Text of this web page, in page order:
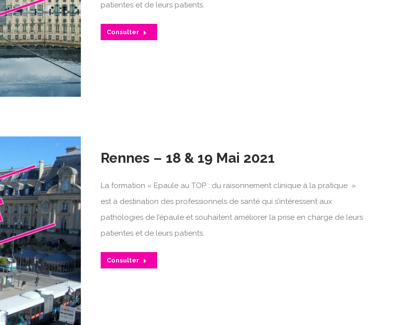
patientes et de leurs patients.
Consulter
Rennes – 18 & 19 Mai 2021
La formation « Epaule au TOP : du raisonnement clinique à la pratique »
est à destination des professionnels de santé qui s’intéressent aux
pathologies de l’épaule et souhaitent améliorer la prise en charge de leurs
patientes et de leurs patients.
Consulter